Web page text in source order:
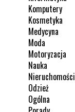
Komputery
Kosmetyka
Medycyna
Moda
Motoryzacja
Nauka
Nieruchomości
Odzież
Ogólna